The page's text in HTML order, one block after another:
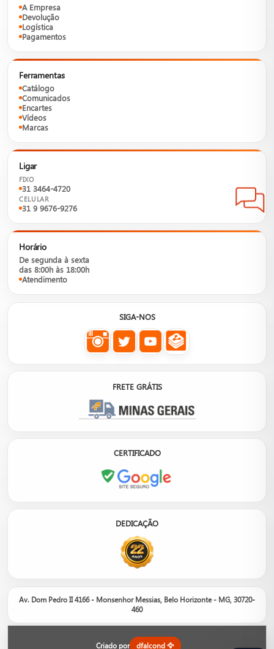
Nosso site é um catálogo de produtos, não um e-commerce.
sobre orçamento, disponibilidade em estoque e opções.
A Empresa
Devolução
Logística
Pagamentos
Ferramentas
Catálogo
Comunicados
Encartes
Vídeos
Marcas
Ligar
FIXO
31 3464-4720
CELULAR
31 9 9676-9276
Horário
De segunda à sexta
das 8:00h às 18:00h
Atendimento
SIGA-NOS
FRETE GRÁTIS
CERTIFICADO
DEDICAÇÃO
Av. Dom Pedro II 4166 - Monsenhor Messias, Belo Horizonte - MG, 30720-
460
Criado por dfalcond 🦅